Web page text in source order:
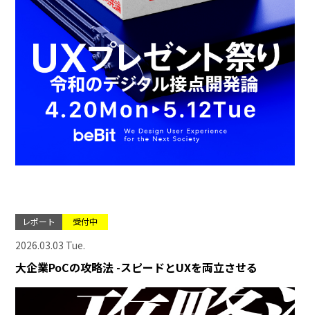
レポート 受付中
2026.03.03 Tue.
大企業PoCの攻略法 -スピードとUXを両立させる